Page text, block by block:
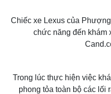
Chiếc xe Lexus của
chức năng đến khám
Trong lúc thực hiện việc
phong tỏa toàn bộ các lối